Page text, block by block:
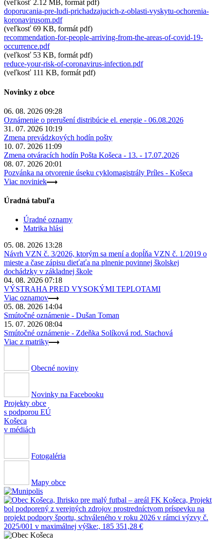
(veľkosť 2.12 MB, formát pdf)
doporucania-pre-ludi-prichadzajucich-z-oblasti-vyskytu-ochorenia-
koronavirusom.pdf
(veľkosť 69 KB, formát pdf)
recommendation-for-people-arriving-from-the-areas-of-covid-19-
occurrence.pdf
(veľkosť 53 KB, formát pdf)
reduce-your-risk-of-coronavirus-infection.pdf
(veľkosť 111 KB, formát pdf)
Novinky z obce
06. 08. 2026 09:28
Oznámenie o prerušení distribúcie el. energie - 06.08.2026
31. 07. 2026 10:19
Zmena prevádzkových hodín pošty
10. 07. 2026 11:09
Zmena otváracích hodín Pošta Košeca - 13. - 17.07.2026
08. 07. 2026 20:01
Pozvánka na otvorenie úseku cyklomagistrály Príles - Košeca
Viac noviniek
Úradná tabuľa
Úradné oznamy
Matrika hlási
05. 08. 2026 13:28
Návrh VZN č. 3/2026, ktorým sa mení a dopĺňa VZN č. 1/2019 o
mieste a čase zápisu dieťaťa na plnenie povinnej školskej
dochádzky v základnej škole
04. 08. 2026 07:18
VÝSTRAHA PRED VYSOKÝMI TEPLOTAMI
Viac oznamov
05. 08. 2026 14:04
Smútočné oznámenie - Dušan Toman
15. 07. 2026 08:04
Smútočné oznámenie - Zdeňka Solíková rod. Stachová
Viac z matriky
Obecné noviny
Novinky na Facebooku
Projekty obce
s podporou EÚ
Košeca
v médiách
Fotogaléria
Mapy obce